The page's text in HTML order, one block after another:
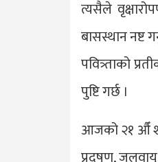
त्यसैले
बासस्थान नष्ट
पवित्र्ताको
पुष्टि गर्छ ।
आजको २१ औँ